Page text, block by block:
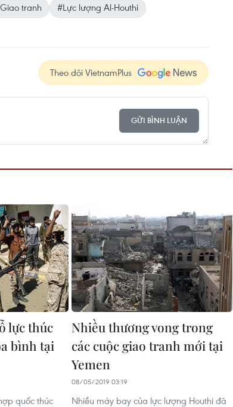
tranh
#Lực lượng Al-Houthi
Theo dõi VietnamPlus
GỬI BÌNH LUẬN
lực thúc
bình tại
quốc thúc
Nhiều thương vong trong
các cuộc giao tranh mới tại
Yemen
08/05/2019 03:19
Nhiều máy bay của lực lượng Houthi đã